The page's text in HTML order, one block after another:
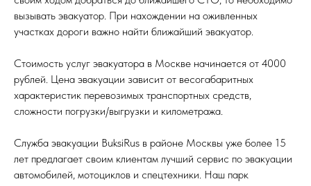
вызывать эвакуатор. При нахождении на оживленных
участках дороги важно найти ближайший эвакуатор.
Стоимость услуг эвакуатора в Москве начинается от 4000
рублей. Цена эвакуации зависит от весогабаритных
характеристик перевозимых транспортных средств,
сложности погрузки/выгрузки и километража.
Служба эвакуации BuksiRus в районе Москвы уже более 15
лет предлагает своим клиентам лучший сервис по эвакуации
автомобилей, мотоциклов и спецтехники. Наш парк